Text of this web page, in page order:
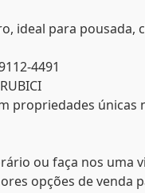
ideal para pousada,
4491
propriedades únicas
ou faça nos uma
opções de venda